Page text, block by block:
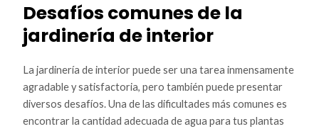
Desafíos comunes de la
jardinería de interior
La jardinería de interior puede ser una tarea inmensamente
agradable y satisfactoria, pero también puede presentar
diversos desafíos. Una de las dificultades más comunes es
encontrar la cantidad adecuada de agua para tus plantas